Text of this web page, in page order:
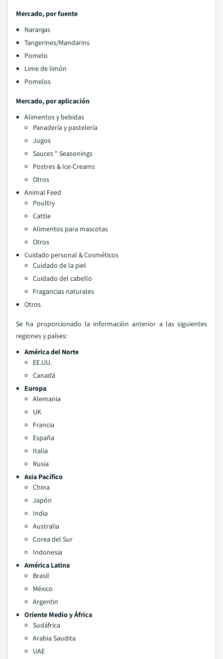
Mercado, por fuente
Naranjas
Tangerines/Mandarins
Pomelo
Lime de limón
Pomelos
Mercado, por aplicación
Alimentos y bebidas
Panadería y pastelería
Jugos
Sauces " Seasonings
Postres & Ice-Creams
Otros
Animal Feed
Poultry
Cattle
Alimentos para mascotas
Otros
Cuidado personal & Cosméticos
Cuidado de la piel
Cuidado del cabello
Fragancias naturales
Otros
Se ha proporcionado la información anterior a las siguientes
regiones y países:
América del Norte
EE.UU.
Canadá
Europa
Alemania
UK
Francia
España
Italia
Rusia
Asia Pacífico
China
Japón
India
Australia
Corea del Sur
Indonesia
América Latina
Brasil
México
Argentin
Oriente Medio y África
Sudáfrica
Arabia Saudita
UAE